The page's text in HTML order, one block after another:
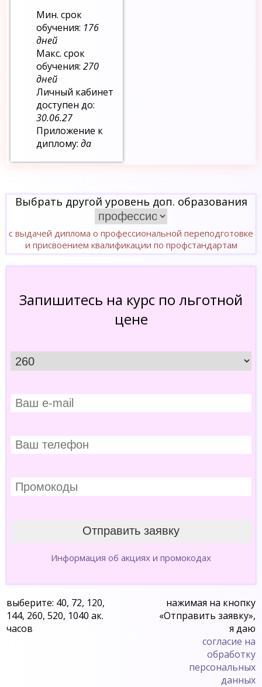
Мин. срок
обучения: 176
дней
Макс. срок
обучения:270
дней
Личный кабинет
доступен до:
30.06.27
Приложение к
диплому:да
Выбрать другой уровень доп. образования
с выдачей диплома о профессиональной переподготовке
и присвоением квалификации по профстандартам
Запишитесь на курс по льготной
цене
Информация об акциях и промокодах
выберите: 40, 72, 120,
144, 260, 520, 1040 ак.
часов
нажимая на кнопку
«Отправить заявку»,
я даю
согласие на
обработку
персональных
данных